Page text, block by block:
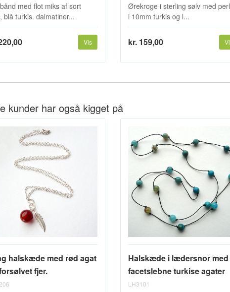
med flot miks af sort
blå turkis. dalmatiner...
Vis
Ørekroge i sterling sølv med
i 10mm turkis og l...
kr. 159,00
kunder har også kigget på
halskæde med rød agat
fjer.
Halskæde i lædersnor med
facetslebne turkise agater
LH3101